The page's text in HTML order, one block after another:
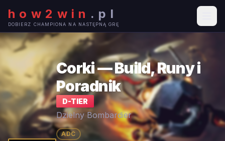
how2win . pl
DOBIERZ CHAMPIONA NA NASTĘPNĄ GRĘ
Corki — Build, Runy i
Poradnik
D-TIER
Dzielny Bombardier
ADC